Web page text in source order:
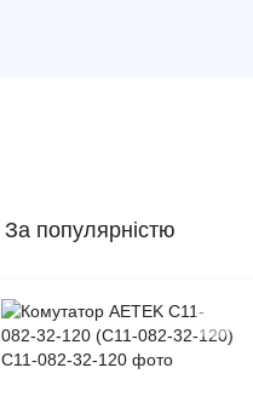
За популярністю